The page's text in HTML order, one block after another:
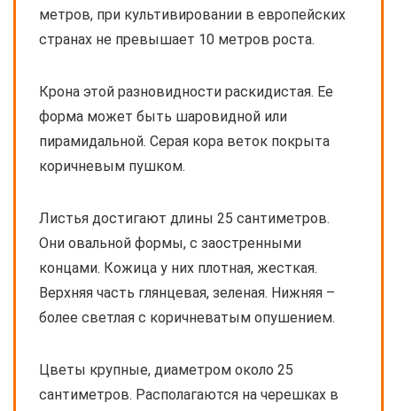
метров, при культивировании в европейских
странах не превышает 10 метров роста.
Крона этой разновидности раскидистая. Ее
форма может быть шаровидной или
пирамидальной. Серая кора веток покрыта
коричневым пушком.
Листья достигают длины 25 сантиметров.
Они овальной формы, с заостренными
концами. Кожица у них плотная, жесткая.
Верхняя часть глянцевая, зеленая. Нижняя –
более светлая с коричневатым опушением.
Цветы крупные, диаметром около 25
сантиметров. Располагаются на черешках в